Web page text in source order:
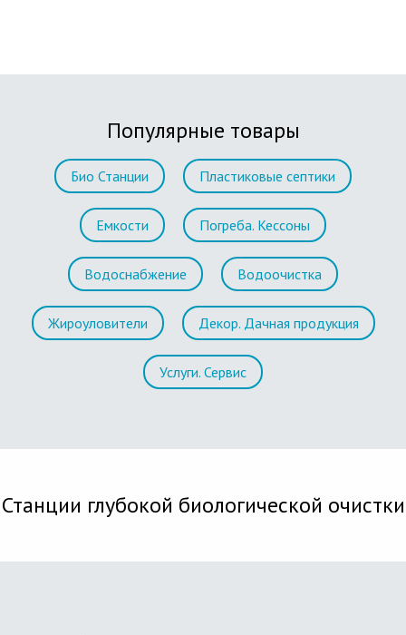
Популярные товары
Био Станции Пластиковые септики
Емкости Погреба. Кессоны
Водоснабжение Водоочистка
Жироуловители Декор. Дачная продукция
Услуги. Сервис
Станции глубокой биологической очистки